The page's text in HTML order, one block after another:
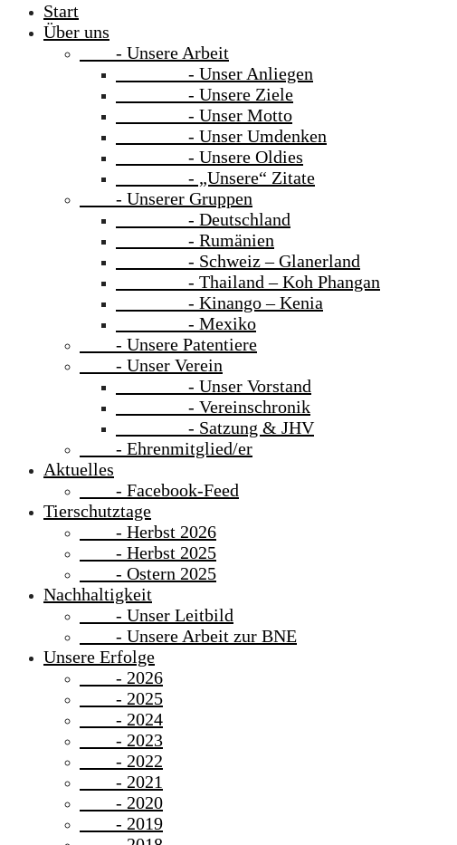
Start
Über uns
- Unsere Arbeit
- Unser Anliegen
- Unsere Ziele
- Unser Motto
- Unser Umdenken
- Unsere Oldies
- „Unsere“ Zitate
- Unserer Gruppen
- Deutschland
- Rumänien
- Schweiz – Glanerland
- Thailand – Koh Phangan
- Kinango – Kenia
- Mexiko
- Unsere Patentiere
- Unser Verein
- Unser Vorstand
- Vereinschronik
- Satzung & JHV
- Ehrenmitglied/er
Aktuelles
- Facebook-Feed
Tierschutztage
- Herbst 2026
- Herbst 2025
- Ostern 2025
Nachhaltigkeit
- Unser Leitbild
- Unsere Arbeit zur BNE
Unsere Erfolge
- 2026
- 2025
- 2024
- 2023
- 2022
- 2021
- 2020
- 2019